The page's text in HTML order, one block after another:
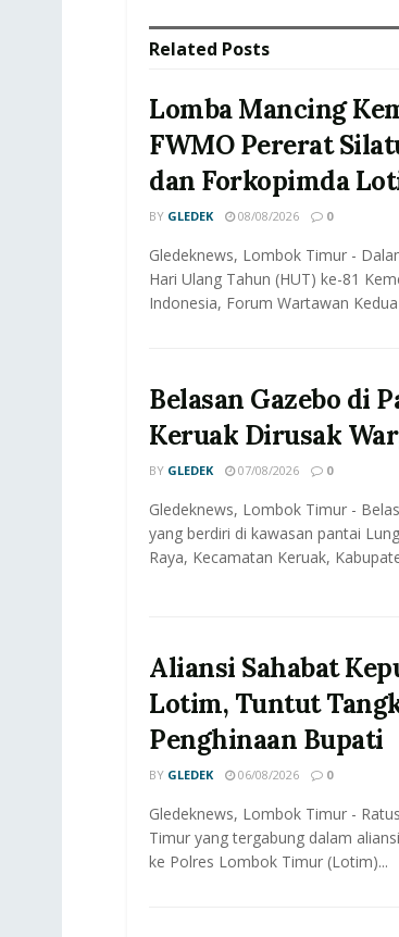
Related Posts
Lomba Mancing
FWMO Pererat
dan Forkopimda
BY GLEDEK 08/08/2026 0
Gledeknews, Lombok Timur -
Hari Ulang Tahun (HUT) ke-81
Indonesia, Forum Wartawan
Belasan Gazebo di
Keruak Dirusak
BY GLEDEK 07/08/2026 0
Gledeknews, Lombok Timur -
yang berdiri di kawasan pantai
Raya, Kecamatan Keruak,
Aliansi Sahabat
Lotim, Tuntut
Penghinaan Bupati
BY GLEDEK 06/08/2026 0
Gledeknews, Lombok Timur -
Timur yang tergabung dalam
ke Polres Lombok Timur (Lotim)...